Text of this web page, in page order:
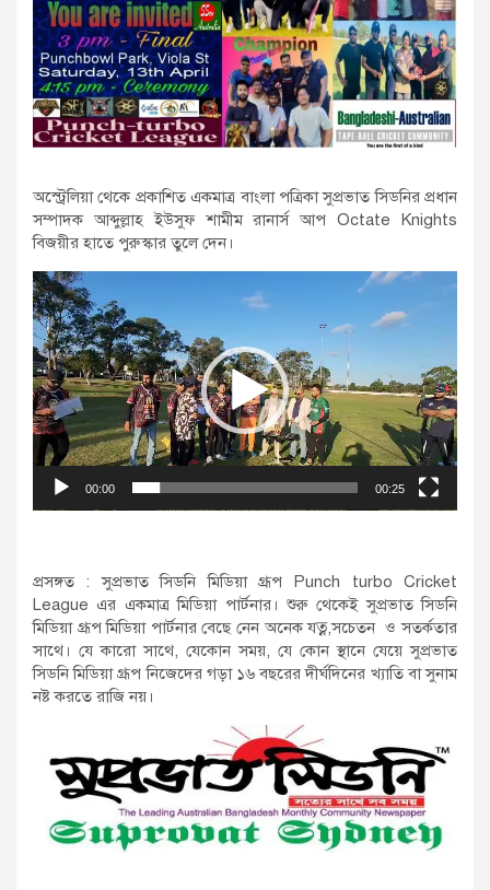
অস্ট্রেলিয়া থেকে প্রকাশিত একমাত্র বাংলা পত্রিকা সুপ্রভাত সিডনির প্রধান
সম্পাদক আব্দুল্লাহ ইউসুফ শামীম রানার্স আপ Octate Knights
বিজয়ীর হাতে পুরুস্কার তুলে দেন।
Video
Player
00:00 00:25
প্রসঙ্গত : সুপ্রভাত সিডনি মিডিয়া গ্রূপ Punch turbo Cricket
League এর একমাত্র মিডিয়া পার্টনার। শুরু থেকেই সুপ্রভাত সিডনি
মিডিয়া গ্রূপ মিডিয়া পার্টনার বেছে নেন অনেক যত্ন,সচেতন ও সতর্কতার
সাথে। যে কারো সাথে, যেকোন সময়, যে কোন স্থানে যেয়ে সুপ্রভাত
সিডনি মিডিয়া গ্রূপ নিজেদের গড়া ১৬ বছরের দীর্ঘদিনের খ্যাতি বা সুনাম
নষ্ট করতে রাজি নয়।